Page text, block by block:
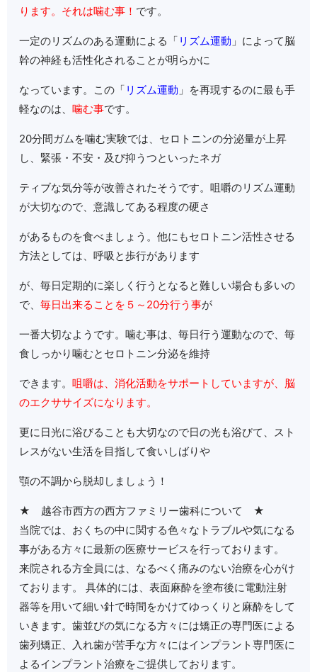
ります。それは噛む事！ です。
一定のリズムのある運動による「 リズム運動 」によって脳
幹の神経も活性化されることが明らかに
なっています。この「 リズム運動 」を再現するのに最も手
軽なのは、噛む事です。
20分間ガムを噛む実験では、セロトニンの分泌量が上昇
し、緊張・不安・及び抑うつといったネガ
ティブな気分等が改善されたそうです。咀嚼のリズム運動
が大切なので、意識してある程度の硬さ
があるものを食べましょう。他にもセロトニン活性させる
方法としては、呼吸と歩行があります
が、毎日定期的に楽しく行うとなると難しい場合も多いの
で、毎日出来ることを５～20分行う事が
一番大切なようです。噛む事は、毎日行う運動なので、毎
食しっかり噛むとセロトニン分泌を維持
できます。咀嚼は、消化活動をサポートしていますが、脳
のエクササイズになります。
更に日光に浴びることも大切なので日の光も浴びて、スト
レスがない生活を目指して食いしばりや
顎の不調から脱却しましょう！
★ 越谷市西方の西方ファミリー歯科について ★
当院では、おくちの中に関する色々なトラブルや気になる
事がある方々に最新の医療サービスを行っております。
来院される方全員には、なるべく痛みのない治療を心がけ
ております。 具体的には、表面麻酔を塗布後に電動注射
器等を用いて細い針で時間をかけてゆっくりと麻酔をして
いきます。歯並びの気になる方々には矯正の専門医による
歯列矯正、入れ歯が苦手な方々にはインプラント専門医に
よるインプラント治療をご提供しております。